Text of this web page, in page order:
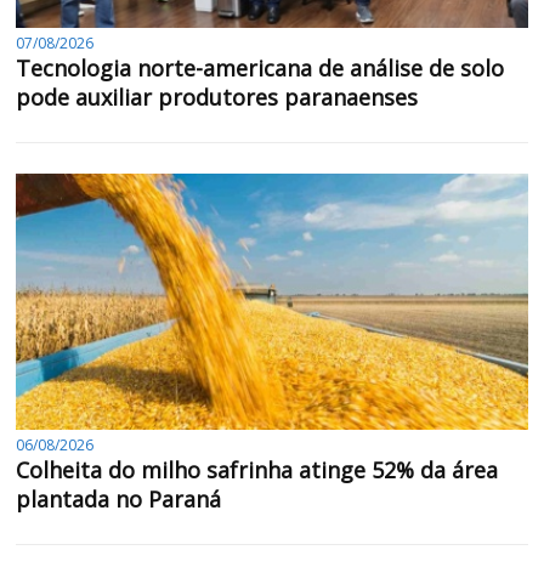
07/08/2026
Tecnologia norte-americana de análise de solo
pode auxiliar produtores paranaenses
06/08/2026
Colheita do milho safrinha atinge 52% da área
plantada no Paraná